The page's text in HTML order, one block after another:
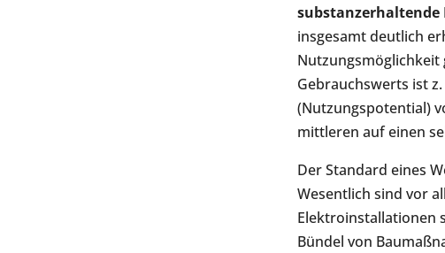
substanzerhaltende
insgesamt deutlich
Nutzungsmöglichkeit
Gebrauchswerts ist
(Nutzungspotential)
mittleren auf einen
Der Standard eines
Wesentlich sind vor
Elektroinstallationen
Bündel von